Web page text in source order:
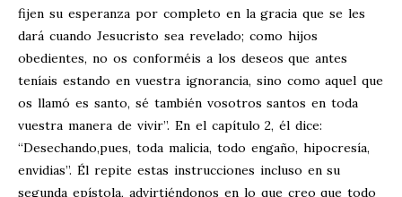
fijen su esperanza por completo en la gracia que se les
dará cuando Jesucristo sea revelado; como hijos
obedientes, no os conforméis a los deseos que antes
teníais estando en vuestra ignorancia, sino como aquel que
os llamó es santo, sé también vosotros santos en toda
vuestra manera de vivir”. En el capítulo 2, él dice:
“Desechando,pues, toda malicia, todo engaño, hipocresía,
envidias”. Él repite estas instrucciones incluso en su
segunda epístola, advirtiéndonos en lo que creo que todo